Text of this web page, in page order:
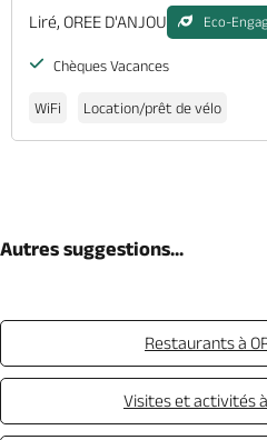
Liré, OREE D'ANJOU Eco-
Chèques Vacances
WiFi Location/prêt de vélo
Autres suggestions...
Restaurants à
Visites et activités à